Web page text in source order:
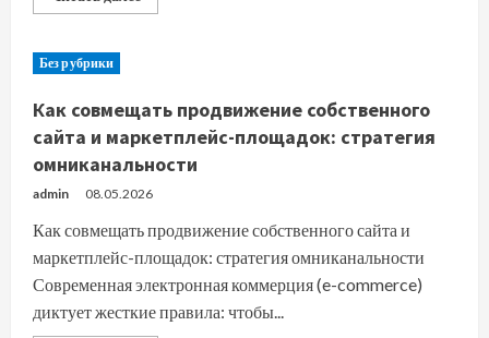
больше
трафик
с
SEO
и
email-
воронками
Без рубрики
Как совмещать продвижение собственного
сайта и маркетплейс-площадок: стратегия
омниканальности
admin 08.05.2026
Как совмещать продвижение собственного сайта и
маркетплейс-площадок: стратегия омниканальности
Современная электронная коммерция (e-commerce)
диктует жесткие правила: чтобы...